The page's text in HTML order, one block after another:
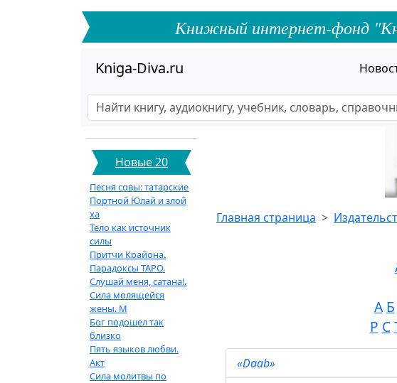
Книжный интернет-фонд
Kniga-Diva.ru
Новые 20
Песня совы: татарские
Портной Юлай и злой
ха
Тело как источник
силы
Притчи Крайона.
Парадоксы ТАРО.
Слушай меня, сатана!.
Сила молящейся
жены. М
Бог подошел так
близко
Пять языков любви.
Акт
Сила молитвы по
Главная страница
А Б
Р С
«Daab»